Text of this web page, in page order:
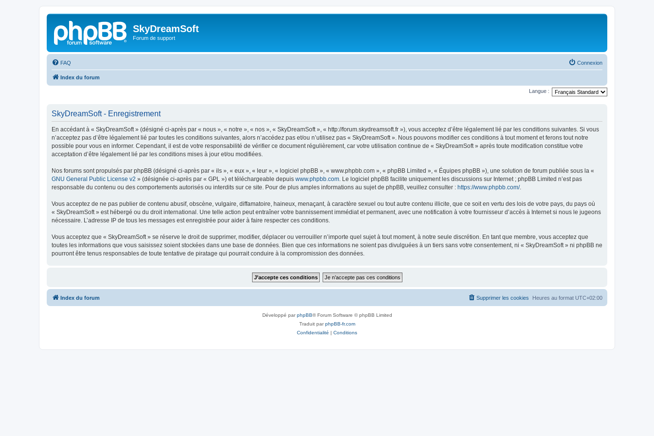
SkyDreamSoft
Forum de support
FAQ Connexion
Index du forum
Langue :
SkyDreamSoft - Enregistrement
En accédant à « SkyDreamSoft » (désigné ci-après par « nous », « notre », « nos », « SkyDreamSoft », « http://forum.skydreamsoft.fr »), vous acceptez d’être légalement lié par les conditions suivantes. Si vous
n’acceptez pas d’être légalement lié par toutes les conditions suivantes, alors n’accédez pas et/ou n’utilisez pas « SkyDreamSoft ». Nous pouvons modifier ces conditions à tout moment et ferons tout notre
possible pour vous en informer. Cependant, il est de votre responsabilité de vérifier ce document régulièrement, car votre utilisation continue de « SkyDreamSoft » après toute modification constitue votre
acceptation d’être légalement lié par les conditions mises à jour et/ou modifiées.
Nos forums sont propulsés par phpBB (désigné ci-après par « ils », « eux », « leur », « logiciel phpBB », « www.phpbb.com », « phpBB Limited », « Équipes phpBB »), une solution de forum publiée sous la «
GNU General Public License v2 » (désignée ci-après par « GPL ») et téléchargeable depuis www.phpbb.com. Le logiciel phpBB facilite uniquement les discussions sur Internet ; phpBB Limited n’est pas
responsable du contenu ou des comportements autorisés ou interdits sur ce site. Pour de plus amples informations au sujet de phpBB, veuillez consulter : https://www.phpbb.com/.
Vous acceptez de ne pas publier de contenu abusif, obscène, vulgaire, diffamatoire, haineux, menaçant, à caractère sexuel ou tout autre contenu illicite, que ce soit en vertu des lois de votre pays, du pays où
« SkyDreamSoft » est hébergé ou du droit international. Une telle action peut entraîner votre bannissement immédiat et permanent, avec une notification à votre fournisseur d’accès à Internet si nous le jugeons
nécessaire. L’adresse IP de tous les messages est enregistrée pour aider à faire respecter ces conditions.
Vous acceptez que « SkyDreamSoft » se réserve le droit de supprimer, modifier, déplacer ou verrouiller n’importe quel sujet à tout moment, à notre seule discrétion. En tant que membre, vous acceptez que
toutes les informations que vous saisissez soient stockées dans une base de données. Bien que ces informations ne soient pas divulguées à un tiers sans votre consentement, ni « SkyDreamSoft » ni phpBB ne
pourront être tenus responsables de toute tentative de piratage qui pourrait conduire à la compromission des données.
Index du forum Heures au format UTC+02:00
Supprimer les cookies
Développé parphpBB® Forum Software © phpBB Limited
Traduit parphpBB-fr.com
Confidentialité | Conditions